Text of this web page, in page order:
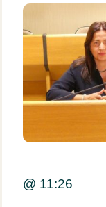
@ 11:26